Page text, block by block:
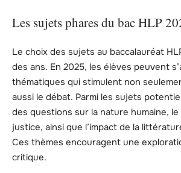
Les sujets phares du bac HLP
Le choix des sujets au baccalauréat
des ans. En 2025, les élèves peuvent
thématiques qui stimulent non
aussi le débat. Parmi les sujets
des questions sur la nature humaine,
justice, ainsi que l’impact de la
Ces thèmes encouragent une
critique.